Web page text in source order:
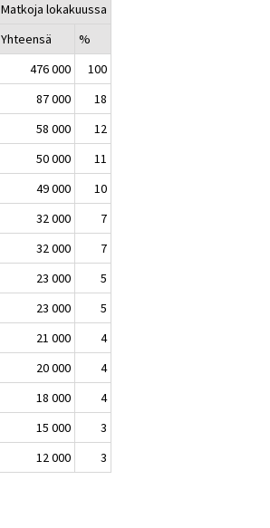
Matkoja lokakuussa
Yhteensä
%
476 000
100
87 000
18
58 000
12
50 000
11
49 000
10
32 000
7
32 000
7
23 000
5
23 000
5
21 000
4
20 000
4
18 000
4
15 000
3
12 000 3